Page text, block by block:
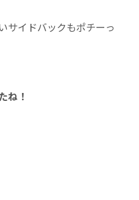
サイドバックもポチーっ
ね！